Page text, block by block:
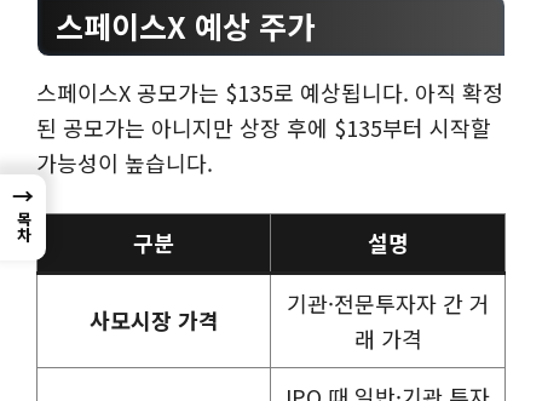
스페이스X 예상 주가
스페이스X 공모가는 $135로 예상됩니다. 아직 확정
된 공모가는 아니지만 상장 후에 $135부터 시작할
가능성이 높습니다.
구분 설명
사모시장 가격
기관·전문투자자 간 거
래 가격
→
목차